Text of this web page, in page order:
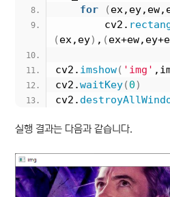
for
(
        cv2.
(ex,ey) , (
cv2. imshow( 'img'
cv2.waitKey(0)
cv2.
실행 결과는 다음과 같습니다.